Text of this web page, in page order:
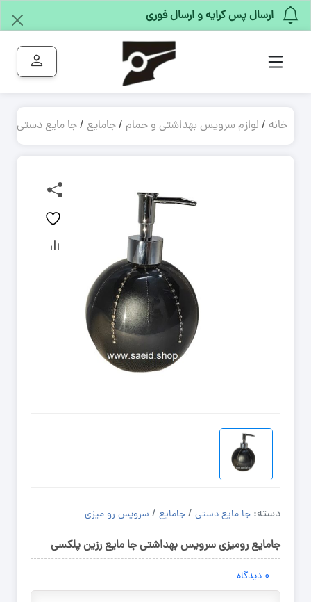
ارسال پس کرایه و ارسال فوری
خانه / لوازم سرویس بهداشتی و حمام /جامایع /جا مایع دستی
دسته: جا مایع دستی /جامایع / سرویس رو میزی
جامایع رومیزی سرویس بهداشتی جا مایع رزین پلکسی
۰ دیدگاه